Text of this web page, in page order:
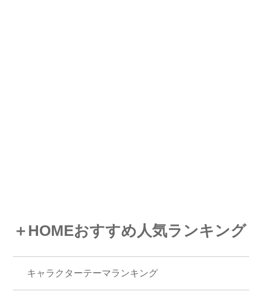
＋HOMEおすすめ人気ランキング
キャラクターテーマランキング